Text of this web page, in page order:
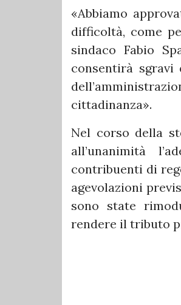
«Abbiamo
difficoltà, come
sindaco Fabio
consentirà sgravi
cittadinanza».
Nel corso della
all’unanimità
contribuenti di
agevolazioni
sono state
rendere il tributo